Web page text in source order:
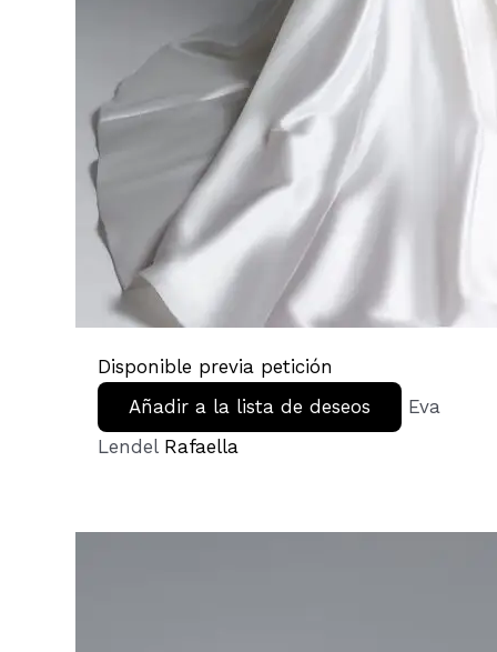
Disponible previa petición
Añadir a la lista de deseos
Eva
Lendel Rafaella